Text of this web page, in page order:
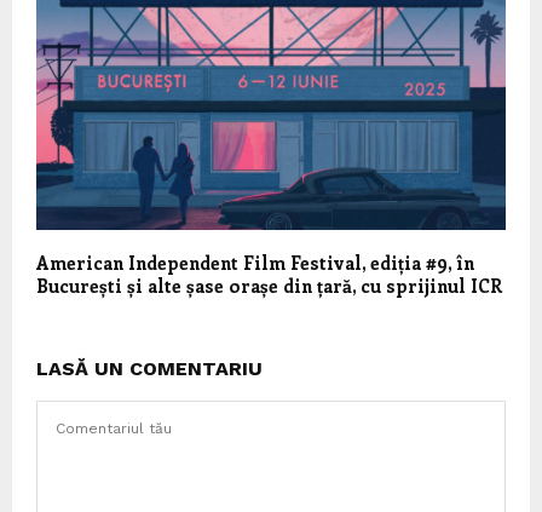
American Independent Film Festival, ediția #9, în
București și alte șase orașe din țară, cu sprijinul ICR
LASĂ UN COMENTARIU